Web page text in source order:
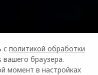
с политикой обработки
браузера.
момент в настройках